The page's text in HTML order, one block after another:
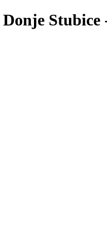
Stubice